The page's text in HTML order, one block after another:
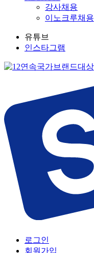
강사채용
이노크루채용
유튜브
인스타그램
로그인
회원가입